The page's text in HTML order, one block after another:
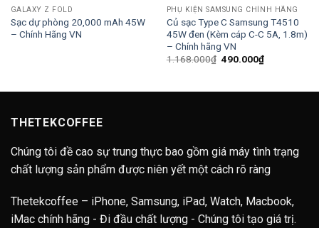
GALAXY Z FOLD
Sạc dự phòng 20,000 mAh 45W
– Chính Hãng VN
PHỤ KIỆN SAMSUNG CHÍNH HÃNG
Củ sạc Type C Samsung T4510
45W đen (Kèm cáp C-C 5A, 1.8m)
– Chính hãng VN
1.168.000₫ Giá
490.000₫Giá
hiện
490.000₫.
THETEKCOFFEE
Chúng tôi đề cao sự trung thực bao gồm giá máy tình trạng
chất lượng sản phẩm được niên yết một cách rõ ràng
Thetekcoffee – iPhone, Samsung, iPad, Watch, Macbook,
iMac chính hãng - Đi đầu chất lượng - Chúng tôi tạo giá trị.